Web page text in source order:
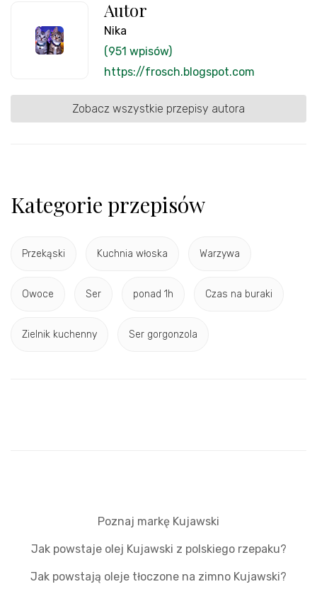
Autor
Nika
(951 wpisów)
https://frosch.blogspot.com
Zobacz wszystkie przepisy autora
Kategorie przepisów
Przekąski Kuchnia włoska Warzywa
Owoce Ser ponad 1h Czas na buraki
Zielnik kuchenny Ser gorgonzola
Poznaj markę Kujawski
Jak powstaje olej Kujawski z polskiego rzepaku?
Jak powstają oleje tłoczone na zimno Kujawski?